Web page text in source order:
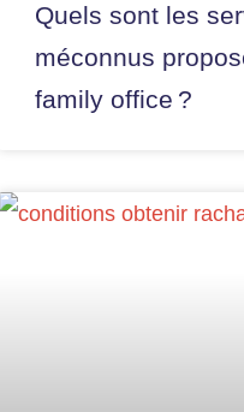
Quels sont les
méconnus
family office ?